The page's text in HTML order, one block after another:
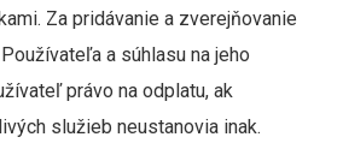
Za pridávanie a zverejňovanie
a súhlasu na jeho
právo na odplatu, ak
služieb neustanovia inak.